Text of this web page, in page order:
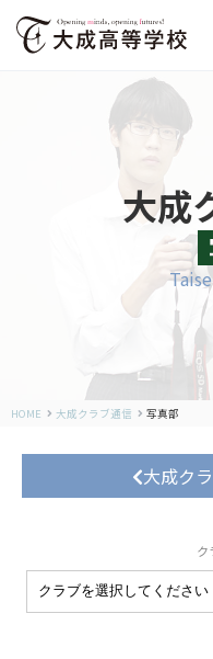
大成
HOME 大成クラブ通信 写真部
大成ク
ク